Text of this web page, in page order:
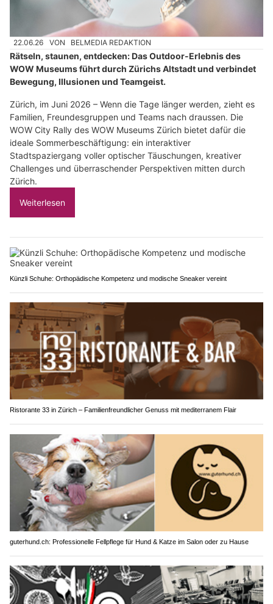
22.06.26 VON BELMEDIA REDAKTION
Rätseln, staunen, entdecken: Das Outdoor-Erlebnis des
WOW Museums führt durch Zürichs Altstadt und verbindet
Bewegung, Illusionen und Teamgeist.
Zürich, im Juni 2026 – Wenn die Tage länger werden, zieht es
Familien, Freundesgruppen und Teams nach draussen. Die
WOW City Rally des WOW Museums Zürich bietet dafür die
ideale Sommerbeschäftigung: ein interaktiver
Stadtspaziergang voller optischer Täuschungen, kreativer
Challenges und überraschender Perspektiven mitten durch
Zürich.
Weiterlesen
Künzli Schuhe: Orthopädische Kompetenz und modische Sneaker vereint
Ristorante 33 in Zürich – Familienfreundlicher Genuss mit mediterranem Flair
guterhund.ch: Professionelle Fellpflege für Hund & Katze im Salon oder zu Hause